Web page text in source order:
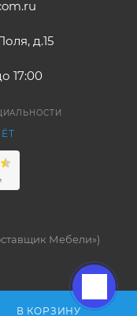
В КОРЗИНУ
д.15
17:00
Мебели»)